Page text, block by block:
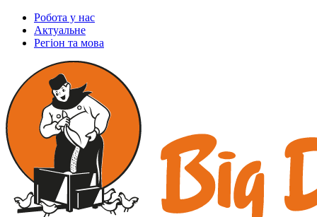
Робота у нас
Актуальне
Регіон та мова